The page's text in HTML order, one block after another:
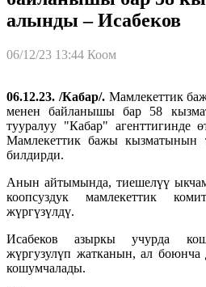
алынды – Исабеков
06/12/23 13:44 Коом
06.12.23. /Кабар/. Мамлекеттик
менен байланышы бар 58
тууралуу "Кабар"
Мамлекеттик бажы кызматынын
билдирди.
Анын айтымында, тиешелүү
коопсуздук мамлекеттик
жүргүзүлдү.
Исабеков азыркы учурда
жүргузулүп жатканын, ал боюнча
кошумчалады.